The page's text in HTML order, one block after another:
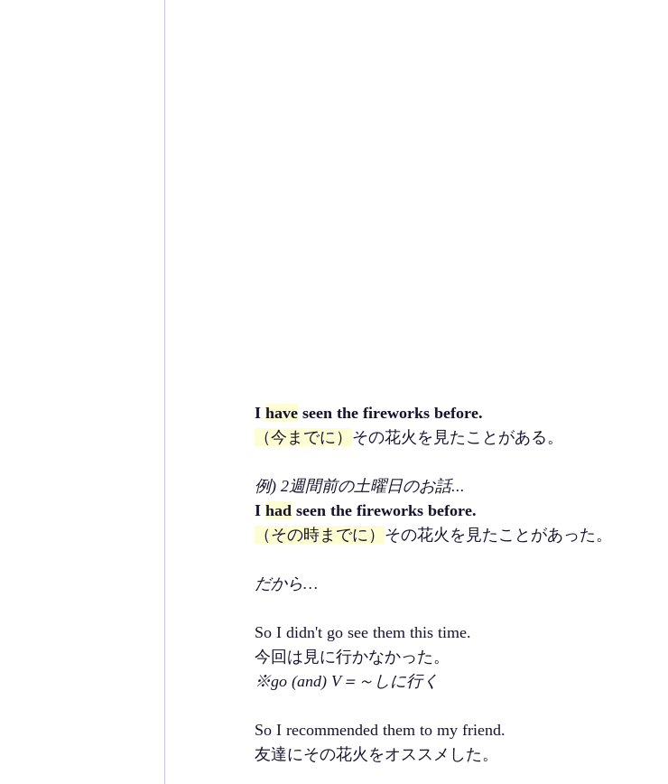
I have seen the fireworks before.
（今までに） その花火を見たことがある。
例) 2週間前の土曜日のお話...
I had seen the fireworks before.
（その時までに） その花火を見たことがあった。
だから…
So I didn't go see them this time.
今回は見に行かなかった。
※go (and) V＝～しに行く
So I recommended them to my friend.
友達にその花火をオススメした。